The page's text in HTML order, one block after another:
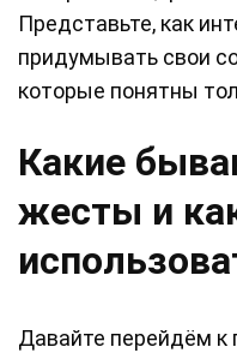
Представьте, как
придумывать свои
которые понятны
Какие
жесты и
Давайте перейдём к